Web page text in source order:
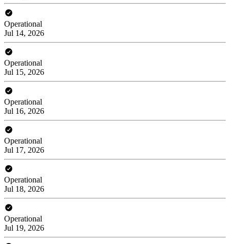
Operational
Jul 14, 2026
Operational
Jul 15, 2026
Operational
Jul 16, 2026
Operational
Jul 17, 2026
Operational
Jul 18, 2026
Operational
Jul 19, 2026